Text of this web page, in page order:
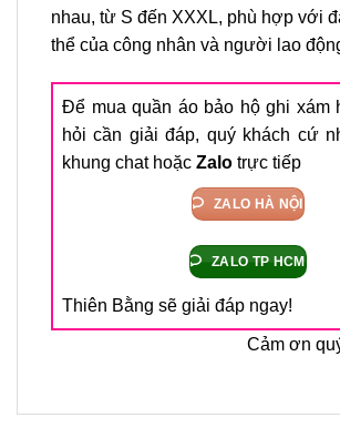
nhau, từ S đến XXXL, phù hợp với
thể của công nhân và người lao
Để mua quần áo bảo hộ ghi xám
hỏi cần giải đáp, quý khách cứ
khung chat hoặc Zalo trực tiếp
ZALO HÀ NỘI
ZALO TP HCM
Thiên Bằng sẽ giải đáp ngay!
Cảm ơn